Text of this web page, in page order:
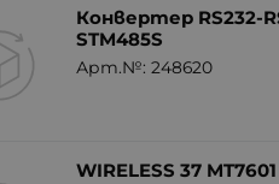
Конвертер RS232-
STM485S
Арт.№: 248620
WIRELESS 37 MT7601